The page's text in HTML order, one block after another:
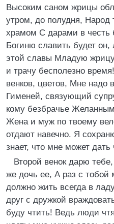
Высоким саном жрицы
утром, до полудня, Народ
храмом С дарами в честь
Богиню славить будет он,
этой славы Младую
и трачу бесполезно
венков, цветов, Мне надо
Гименей, связующий
кому безбрачье
Жена и муж по твоему
отдают навечно. Я
знает, что мне может дать
Второй венок дарю
же дочь ее, А раз с
должно жить всегда в
друг с дружкой
буду чтить! Ведь люди